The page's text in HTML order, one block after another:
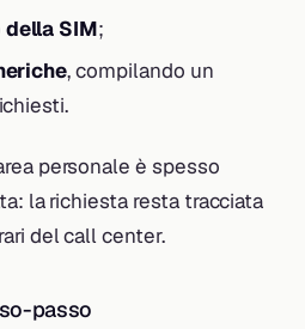
SIM;
, compilando un
personale è spesso
la richiesta resta tracciata
del call center.
passo